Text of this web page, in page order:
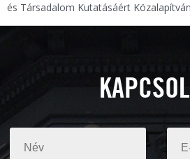
és Társadalom Kutatásáért